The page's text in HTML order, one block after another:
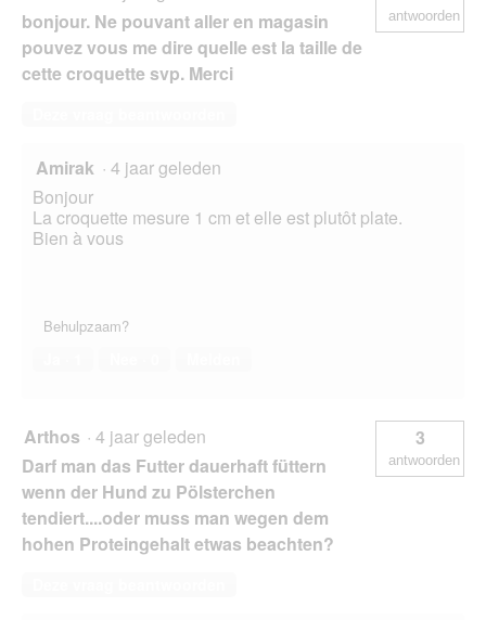
bonjour. Ne pouvant aller en magasin
pouvez vous me dire quelle est la taille de
cette croquette svp. Merci
antwoorden
Amirak · 4 jaar geleden
Bonjour
La croquette mesure 1 cm et elle est plutôt plate.
Bien à vous
Behulpzaam?
Arthos · 4 jaar geleden
Darf man das Futter dauerhaft füttern
wenn der Hund zu Pölsterchen
tendiert....oder muss man wegen dem
hohen Proteingehalt etwas beachten?
3
antwoorden